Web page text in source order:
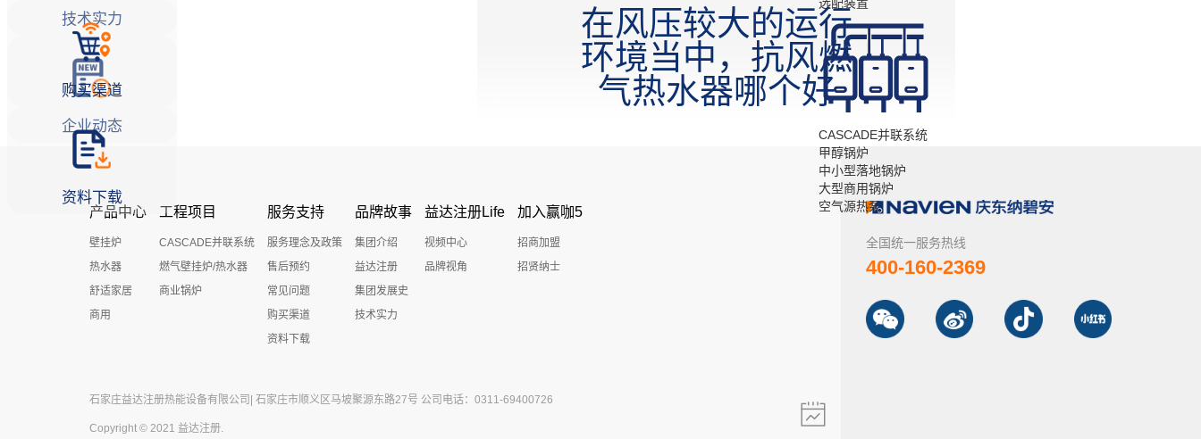
CASCADE并联系统
甲醇锅炉
中小型落地锅炉
大型商用锅炉
空气源热泵
购买渠道
资料下载
技术实力
企业动态
在风压较大的运行
环境当中，抗风燃
气热水器哪个好
产品中心
壁挂炉
热水器
舒适家居
商用
工程项目
CASCADE并联系统
燃气壁挂炉/热水器
商业锅炉
服务支持
服务理念及政策
售后预约
常见问题
购买渠道
资料下载
品牌故事
集团介绍
益达注册
集团发展史
技术实力
益达注册Life
视频中心
品牌视角
加入赢咖5
招商加盟
招贤纳士
石家庄益达注册热能设备有限公司| 石家庄市顺义区马坡聚源东路27号 公司电话：0311-69400726
Copyright © 2021 益达注册.
全国统一服务热线
400-160-2369